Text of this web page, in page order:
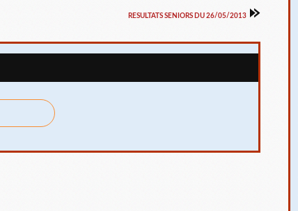
RESULTATS SENIORS DU 26/05/2013